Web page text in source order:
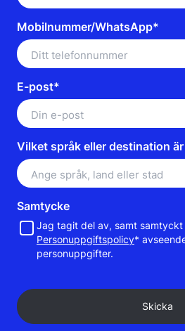
Mobilnummer/WhatsApp*
E-post*
Vilket språk eller destination
Samtycke
Jag tagit del av, samt samtyckt
Personuppgiftspolicy*
personuppgifter.